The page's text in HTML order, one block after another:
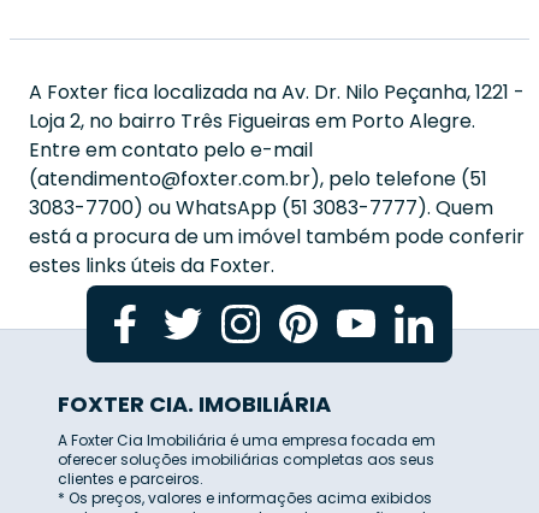
A Foxter fica localizada na Av. Dr. Nilo Peçanha, 1221 -
Loja 2, no bairro Três Figueiras em Porto Alegre.
Entre em contato pelo e-mail
(atendimento@foxter.com.br), pelo telefone (51
3083-7700) ou WhatsApp (51 3083-7777). Quem
está a procura de um imóvel também pode conferir
estes links úteis da Foxter.
FOXTER CIA. IMOBILIÁRIA
A Foxter Cia Imobiliária é uma empresa focada em
oferecer soluções imobiliárias completas aos seus
clientes e parceiros.
* Os preços, valores e informações acima exibidos